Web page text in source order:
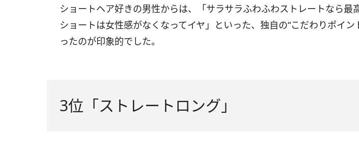
ショートヘア好きの男性からは、「サラサラふわふわストレートなら最
ショートは女性感がなくなってイヤ」といった、独自の“こだわりポイン
ったのが印象的でした。
3位「ストレートロング」